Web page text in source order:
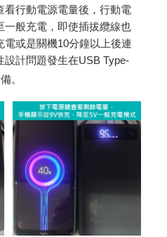
看行動電源電量後，行動電
一般充電，即使插拔纜線也
或是關機10分鐘以上後連
計問題發生在USB Type-
。